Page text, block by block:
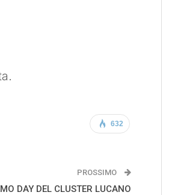
632
PROSSIMO
DAY DEL CLUSTER LUCANO